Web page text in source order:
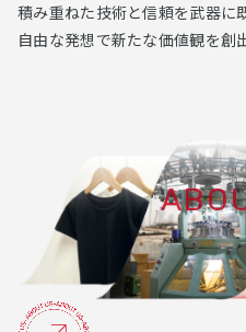
積み重ねた技術と信頼を武器に
⾃由な発想で新たな価値観を創